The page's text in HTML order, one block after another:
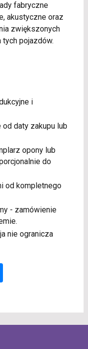
fabryczne
akustyczne oraz
zwiększonych
pojazdów.
i
daty zakupu lub
opony lub
do
od kompletnego
- zamówienie
nie ogranicza